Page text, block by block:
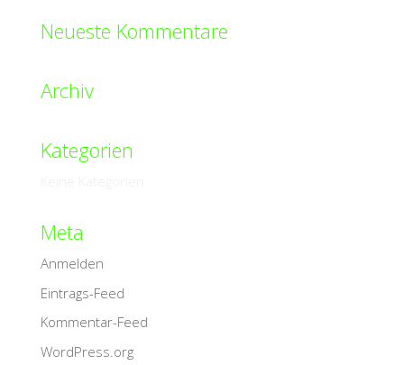
Neueste Kommentare
Archiv
Kategorien
Meta
Anmelden
Eintrags-Feed
Kommentar-Feed
WordPress.org